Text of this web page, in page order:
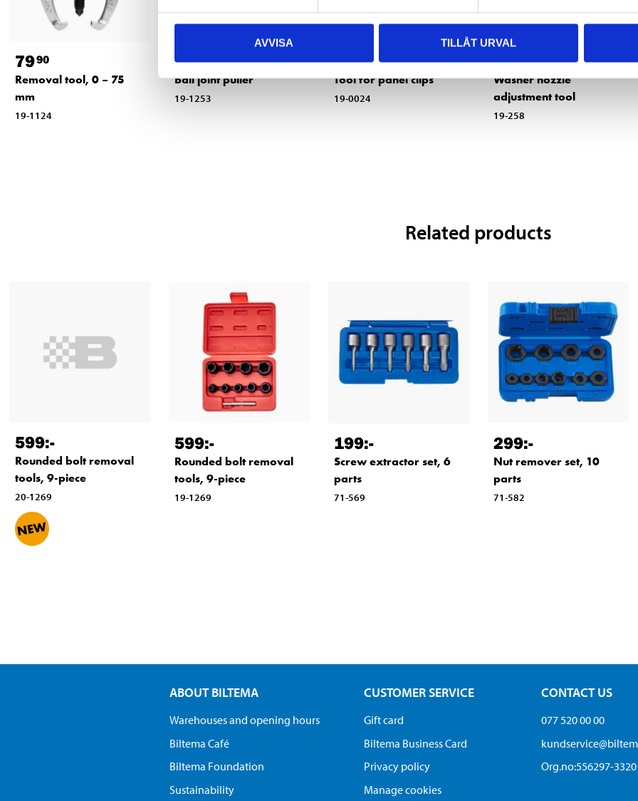
AVVISA TILLÅT URVAL
7990
Removal tool, 0 – 75
mm
19-1124
8490
Ball joint puller
19-1253
4990
Tool for panel clips
19-0024
3290
Washer nozzle
adjustment tool
19-258
Related products
599:-
Rounded bolt removal
tools, 9-piece
20-1269
599:-
Rounded bolt removal
tools, 9-piece
19-1269
199:-
Screw extractor set, 6
parts
71-569
299:-
Nut remover set, 10
parts
71-582
ABOUT BILTEMA
Warehouses and opening hours
Biltema Café
Biltema Foundation
Sustainability
CUSTOMER SERVICE
Gift card
Biltema Business Card
Privacy policy
Manage cookies
CONTACT US
077 520 00 00
Org.no:556297-3320